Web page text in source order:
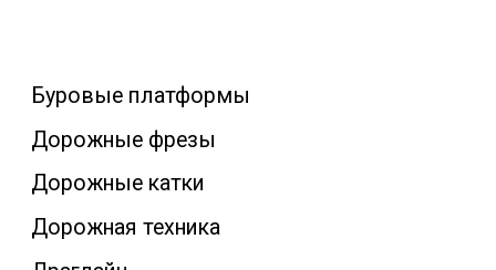
Буровые платформы
Дорожные фрезы
Дорожные катки
Дорожная техника